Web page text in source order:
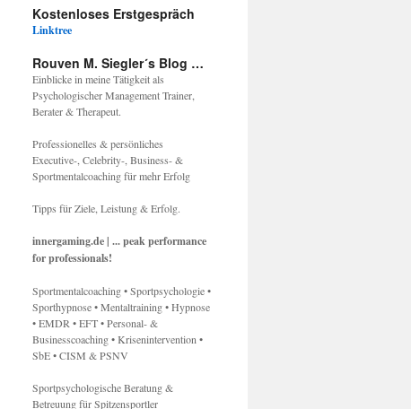
Kostenloses Erstgespräch
Linktree
Rouven M. Siegler´s Blog …
Einblicke in meine Tätigkeit als
Psychologischer Management Trainer,
Berater & Therapeut.
Professionelles & persönliches
Executive-, Celebrity-, Business- &
Sportmentalcoaching für mehr Erfolg
Tipps für Ziele, Leistung & Erfolg.
innergaming.de | ... peak performance
for professionals!
Sportmentalcoaching • Sportpsychologie •
Sporthypnose • Mentaltraining • Hypnose
• EMDR • EFT • Personal- &
Businesscoaching • Krisenintervention •
SbE • CISM & PSNV
Sportpsychologische Beratung &
Betreuung für Spitzensportler